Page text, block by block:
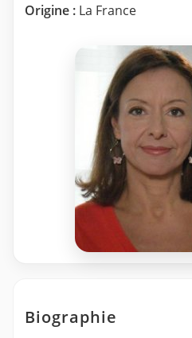
Origine : La France
Biographie